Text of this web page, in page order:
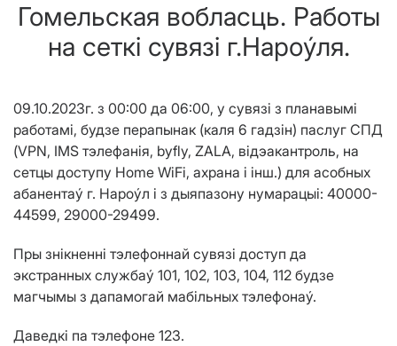
Гомельская вобласць. Работы
на сеткi сувязi г.Нароýля.
09.10.2023г. з 00:00 да 06:00, у сувязi з планавымi
работамi, будзе перапынак (каля 6 гадзiн) паслуг СПД
(VPN, IMS тэлефанiя, byfly, ZALA, вiдэакантроль, на
сетцы доступу Home WiFi, ахрана i iнш.) для асобных
абанентаý г. Нароýл i з дыяпазону нумарацыi: 40000-
44599, 29000-29499.
Пры знiкненнi тэлефоннай сувязi доступ да
экстранных службаý 101, 102, 103, 104, 112 будзе
магчымы з дапамогай мабiльных тэлефонаý.
Даведкi па тэлефоне 123.